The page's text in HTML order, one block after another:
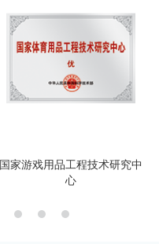
国家游戏用品工程技术研究中
心